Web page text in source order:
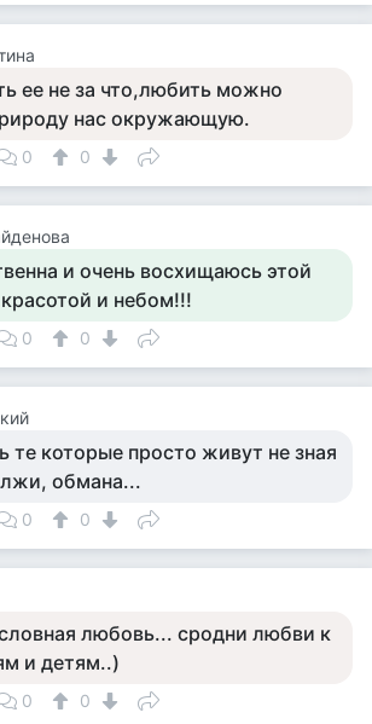
ее не за что,любить можно
нас окружающую.
0 0
и очень восхищаюсь этой
и небом!!!
0 0
те которые просто живут не зная
обмана...
0 0
любовь... сродни любви к
и детям..)
0 0